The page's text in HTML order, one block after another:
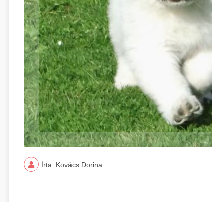
Írta: Kovács Dorina